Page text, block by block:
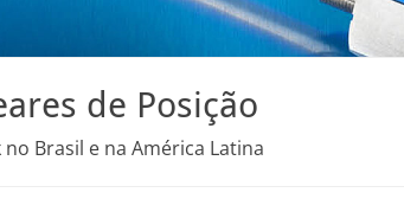
de Posição
Brasil e na América Latina